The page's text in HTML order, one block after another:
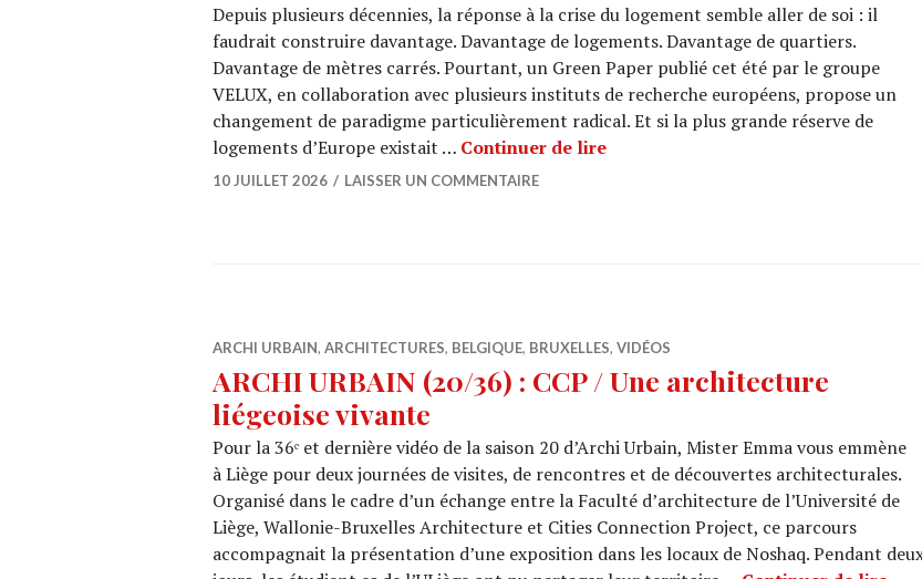
Depuis plusieurs décennies, la réponse à la crise du logement semble aller de soi : il
faudrait construire davantage. Davantage de logements. Davantage de quartiers.
Davantage de mètres carrés. Pourtant, un Green Paper publié cet été par le groupe
VELUX, en collaboration avec plusieurs instituts de recherche européens, propose un
changement de paradigme particulièrement radical. Et si la plus grande réserve de
logements d’Europe existait … Continuer de lireEt si la solution à la crise du
10 JUILLET 2026 LAISSER UN COMMENTAIRE
ARCHI URBAIN, ARCHITECTURES, BELGIQUE, BRUXELLES, VIDÉOS
ARCHI URBAIN (20/36) : CCP / Une architecture
liégeoise vivante
Pour la 36ᵉ et dernière vidéo de la saison 20 d’Archi Urbain, Mister Emma vous emmène
à Liège pour deux journées de visites, de rencontres et de découvertes architecturales.
Organisé dans le cadre d’un échange entre la Faculté d’architecture de l’Université de
Liège, Wallonie-Bruxelles Architecture et Cities Connection Project, ce parcours
accompagnait la présentation d’une exposition dans les locaux de Noshaq. Pendant